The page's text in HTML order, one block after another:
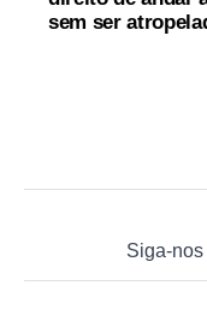
sem ser
Siga-nos